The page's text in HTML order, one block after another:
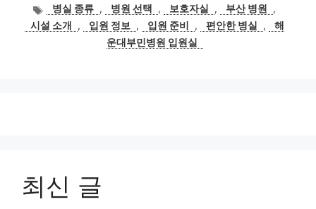
태
그
병실 종류 , 병원 선택 , 보호자실 , 부산 병원
,
시설 소개
, 입원 정보 , 입원 준비 , 편안한 병실 ,
해
운대부민병원 입원실
최신 글